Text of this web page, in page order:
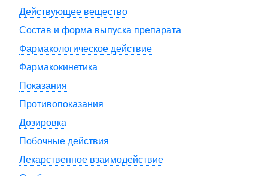
Действующее вещество
Состав и форма выпуска препарата
Фармакологическое действие
Фармакокинетика
Показания
Противопоказания
Дозировка
Побочные действия
Лекарственное взаимодействие